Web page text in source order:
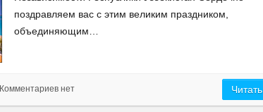
поздравляем вас с этим великим праздником,
объединяющим…
Комментариев нет Читать